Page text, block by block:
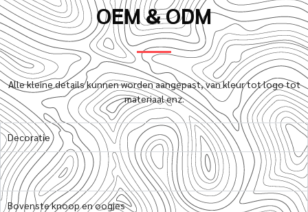
OEM & ODM
Alle kleine details kunnen worden aangepast, van kleur tot logo tot
materiaal enz.
Decoratie
Bovenste knoop en oogjes